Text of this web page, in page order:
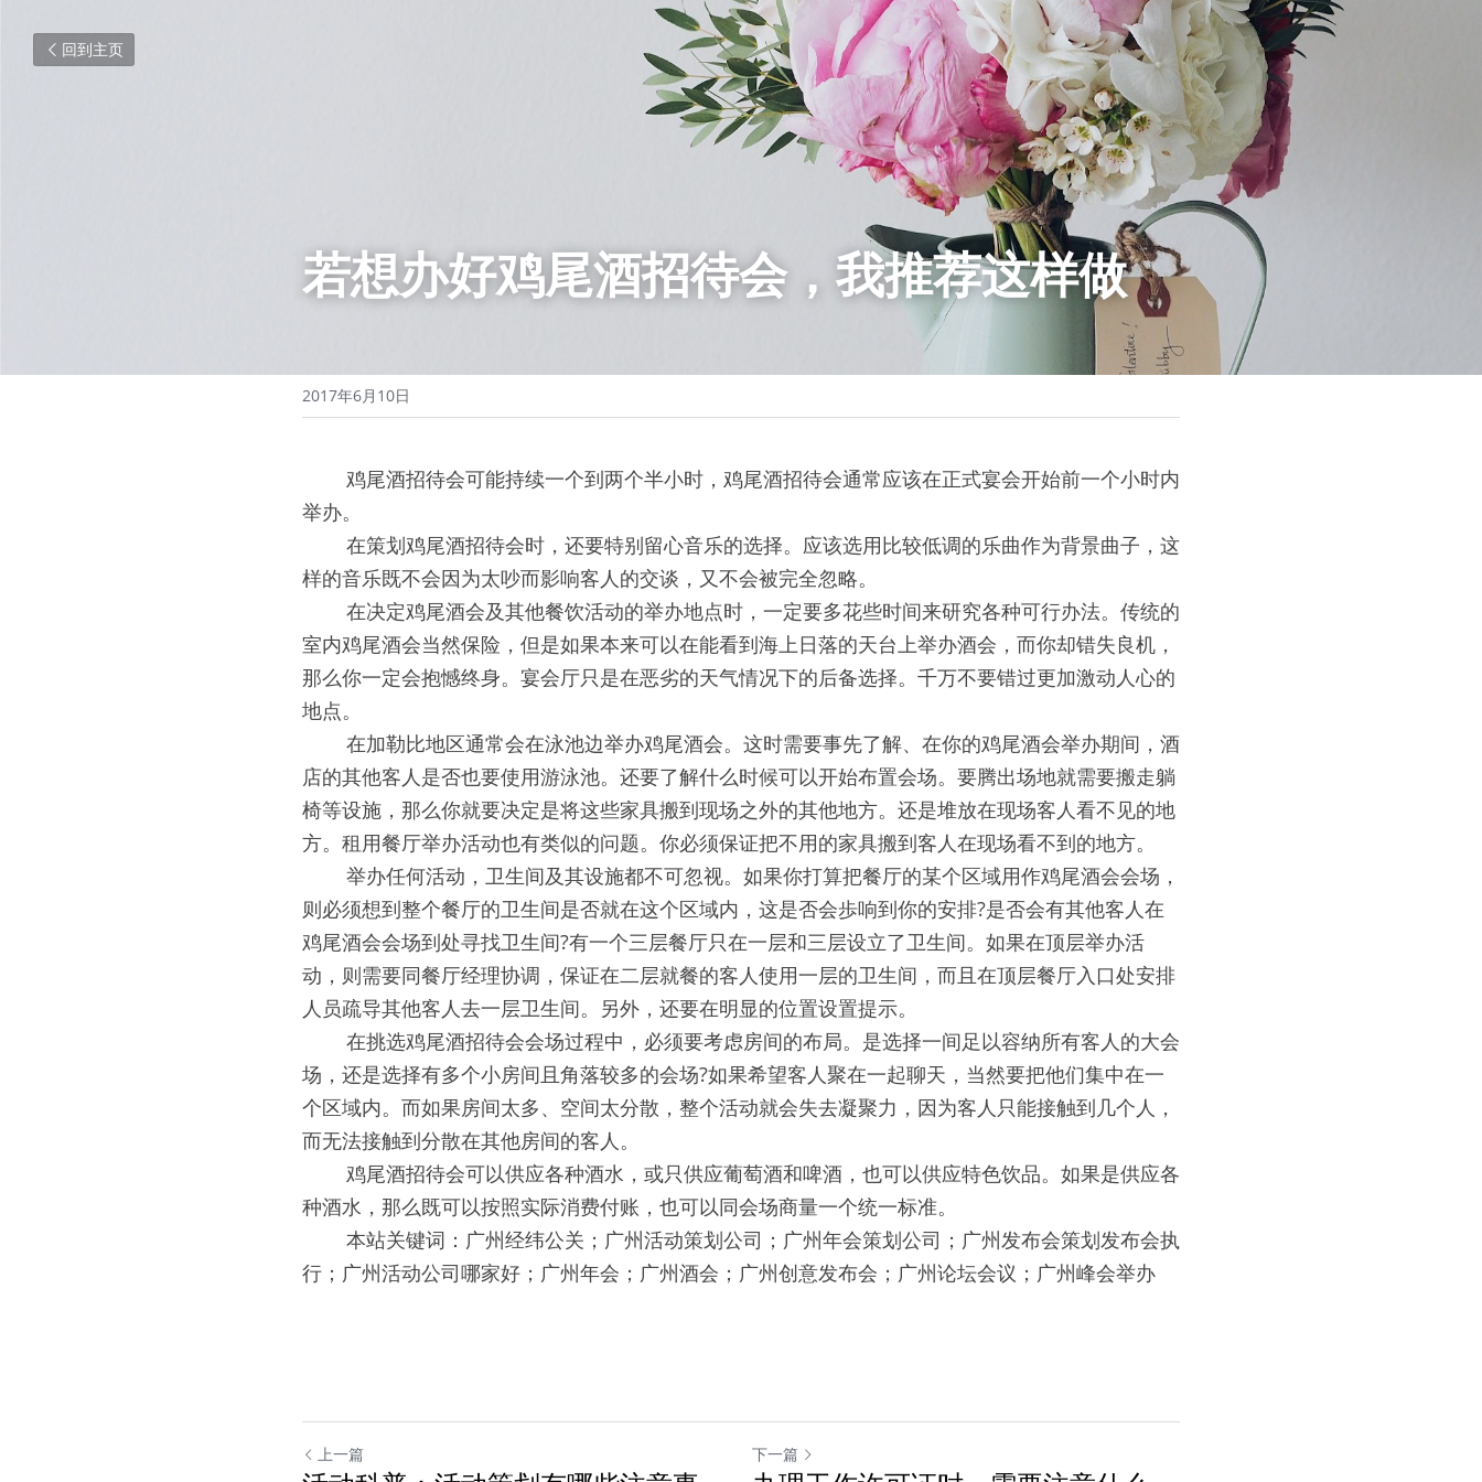
回到主页
若想办好鸡尾酒招待会，我推荐这样做
2017年6月10日
鸡尾酒招待会可能持续一个到两个半小时，鸡尾酒招待会通常应该在正式宴会开始前一个小时内
举办。
在策划鸡尾酒招待会时，还要特别留心音乐的选择。应该选用比较低调的乐曲作为背景曲子，这
样的音乐既不会因为太吵而影响客人的交谈，又不会被完全忽略。
在决定鸡尾酒会及其他餐饮活动的举办地点时，一定要多花些时间来研究各种可行办法。传统的
室内鸡尾酒会当然保险，但是如果本来可以在能看到海上日落的天台上举办酒会，而你却错失良机，
那么你一定会抱憾终身。宴会厅只是在恶劣的天气情况下的后备选择。千万不要错过更加激动人心的
地点。
在加勒比地区通常会在泳池边举办鸡尾酒会。这时需要事先了解、在你的鸡尾酒会举办期间，酒
店的其他客人是否也要使用游泳池。还要了解什么时候可以开始布置会场。要腾出场地就需要搬走躺
椅等设施，那么你就要决定是将这些家具搬到现场之外的其他地方。还是堆放在现场客人看不见的地
方。租用餐厅举办活动也有类似的问题。你必须保证把不用的家具搬到客人在现场看不到的地方。
举办任何活动，卫生间及其设施都不可忽视。如果你打算把餐厅的某个区域用作鸡尾酒会会场，
则必须想到整个餐厅的卫生间是否就在这个区域内，这是否会歩响到你的安排?是否会有其他客人在
鸡尾酒会会场到处寻找卫生间?有一个三层餐厅只在一层和三层设立了卫生间。如果在顶层举办活
动，则需要同餐厅经理协调，保证在二层就餐的客人使用一层的卫生间，而且在顶层餐厅入口处安排
人员疏导其他客人去一层卫生间。另外，还要在明显的位置设置提示。
在挑选鸡尾酒招待会会场过程中，必须要考虑房间的布局。是选择一间足以容纳所有客人的大会
场，还是选择有多个小房间且角落较多的会场?如果希望客人聚在一起聊天，当然要把他们集中在一
个区域内。而如果房间太多、空间太分散，整个活动就会失去凝聚力，因为客人只能接触到几个人，
而无法接触到分散在其他房间的客人。
鸡尾酒招待会可以供应各种酒水，或只供应葡萄酒和啤酒，也可以供应特色饮品。如果是供应各
种酒水，那么既可以按照实际消费付账，也可以同会场商量一个统一标准。
本站关键词：广州经纬公关；广州活动策划公司；广州年会策划公司；广州发布会策划发布会执
行；广州活动公司哪家好；广州年会；广州酒会；广州创意发布会；广州论坛会议；广州峰会举办
上一篇 下一篇